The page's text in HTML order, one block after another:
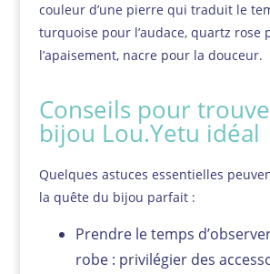
couleur d’une pierre qui traduit le
turquoise pour l’audace, quartz rose
l’apaisement, nacre pour la douceur.
Conseils pour
bijou Lou.Yetu idéal
Quelques astuces essentielles
la quête du bijou parfait :
Prendre le temps
robe : privilégier des